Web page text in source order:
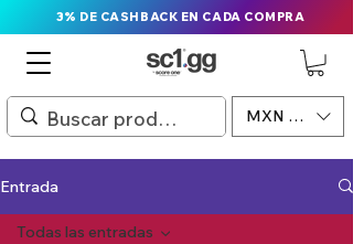
3% DE CASHBACK EN CADA COMPRA
MXN ($)
Entrada
Todas las entradas